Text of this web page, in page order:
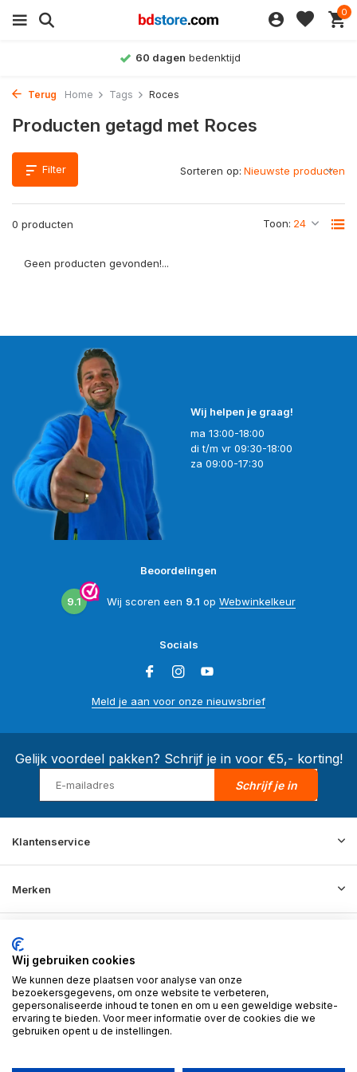
0
60 dagen bedenktijd
Terug Home Tags Roces
Producten getagd met Roces
Filter
0 producten Toon:
Sorteren op:
Geen producten gevonden!...
Wij helpen je graag!
ma 13:00-18:00
di t/m vr 09:30-18:00
za 09:00-17:30
Beoordelingen
9.1 Wij scoren een 9.1 op Webwinkelkeur
Socials
Meld je aan voor onze nieuwsbrief
Gelijk voordeel pakken? Schrijf je in voor €5,- korting!
Schrijf je in
Klantenservice
Merken
Informatie
Contact
© 2026 BD Store - Theme By
Wij gebruiken cookies
We kunnen deze plaatsen voor analyse van onze
bezoekersgegevens, om onze website te verbeteren,
gepersonaliseerde inhoud te tonen en om u een geweldige website-
ervaring te bieden. Voor meer informatie over de cookies die we
gebruiken opent u de instellingen.